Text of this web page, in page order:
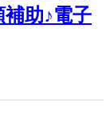
助♪電子